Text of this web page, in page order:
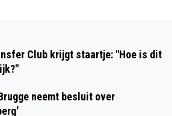
Club krijgt staartje: "Hoe is dit
neemt besluit over